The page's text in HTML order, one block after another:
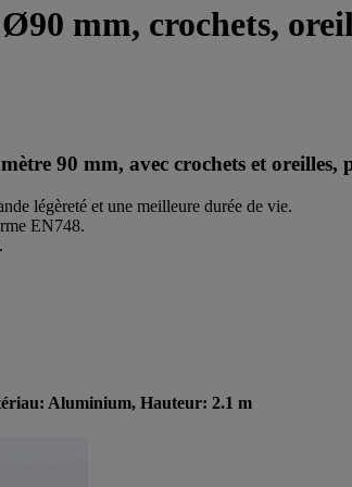
mm, crochets,
90 mm, avec crochets et oreilles,
légèreté et une meilleure durée de vie.
EN748.
Aluminium, Hauteur: 2.1 m